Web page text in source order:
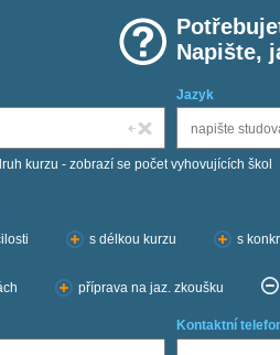
Napište,
Jazyk
kurzu - zobrazí se počet vyhovujících škol
s délkou kurzu s
příprava na jaz. zkoušku
Kontaktní